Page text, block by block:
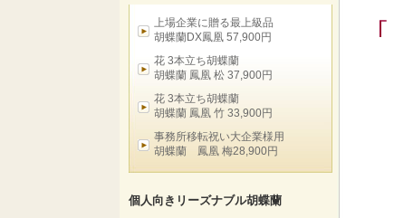
上場企業に贈る最上級品
胡蝶蘭DX鳳凰 57,900円
花 3本立ち胡蝶蘭
胡蝶蘭 鳳凰 松 37,900円
花 3本立ち胡蝶蘭
胡蝶蘭 鳳凰 竹 33,900円
事務所移転祝い大企業様用
胡蝶蘭 鳳凰 梅28,900円
個人向きリーズナブル胡蝶蘭